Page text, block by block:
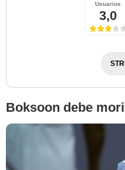
Usuarios
3,0
Boksoon debe